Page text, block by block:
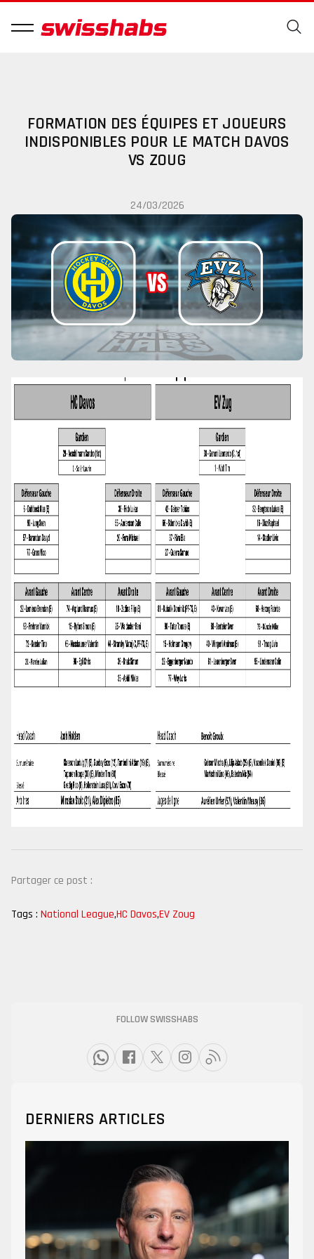
FORMATION DES ÉQUIPES ET JOUEURS
INDISPONIBLES POUR LE MATCH DAVOS
VS ZOUG
24/03/2026
Partager ce post :
Tags : National League,HC Davos,EV Zoug
FOLLOW SWISSHABS
DERNIERS ARTICLES